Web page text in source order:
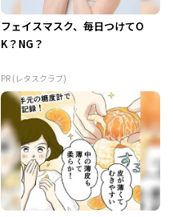
フェイスマスク、毎日つけてO
K？NG？
PR (レタスクラブ)